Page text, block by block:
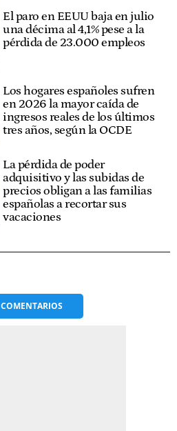
El paro en EEUU baja en julio
una décima al 4,1% pese a la
pérdida de 23.000 empleos
Los hogares españoles sufren
en 2026 la mayor caída de
ingresos reales de los últimos
tres años, según la OCDE
La pérdida de poder
adquisitivo y las subidas de
precios obligan a las familias
españolas a recortar sus
vacaciones
COMENTARIOS